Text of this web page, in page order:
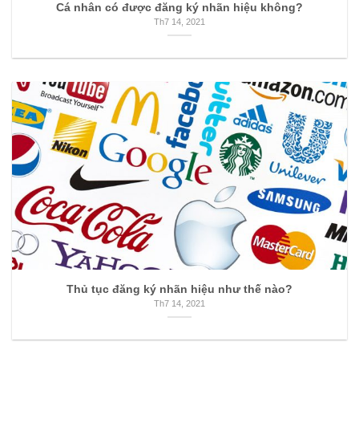
Cá nhân có được đăng ký nhãn hiệu không?
Th7 14, 2021
Thủ tục đăng ký nhãn hiệu như thế nào?
Th7 14, 2021